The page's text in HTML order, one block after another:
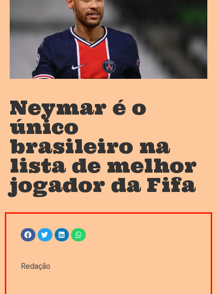
Neymar é o
único
brasileiro na
lista de melhor
jogador da Fifa
Redação